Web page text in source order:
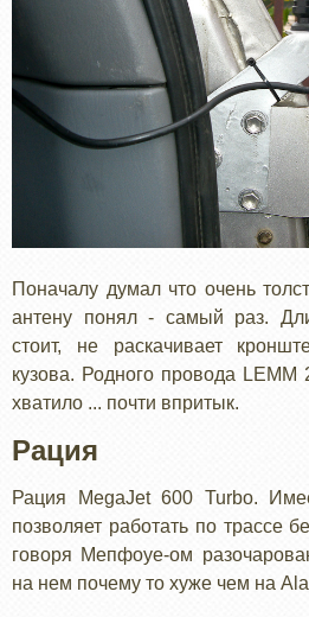
Поначалу думал что очень
антену понял - самый раз.
стоит, не раскачивает
кузова. Родного провода LEMM
хватило ... почти впритык.
Рация
Рация MegaJet 600 Turbo.
позволяет работать по трассе
говоря Мепфоуе-ом
на нем почему то хуже чем на